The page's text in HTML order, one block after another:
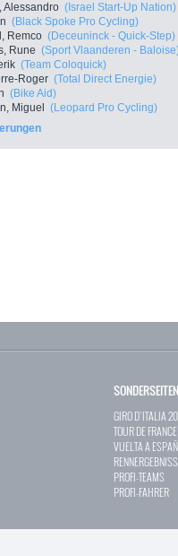
Alessandro (Israel Start-Up Nation)
(Black Spoke Pro Cycling)
Remco (Deceuninck - Quick-Step)
Rune (Sport Vlaanderen -
(Team Coloquick)
Roger (Total Direct Energie)
(Bike Aid)
Miguel (Leopard Pro Cycling)
SONDERSEITEN
GIRO D`ITALIA
TOUR DE
VUELTA A
PROFI-TEAMS
PROFI-FAHRER